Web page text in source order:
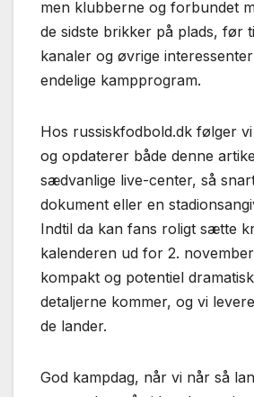
men klubberne og forbundet
de sidste brikker på plads, før
kanaler og øvrige
endelige kampprogram.
Hos russiskfodbold.dk følger
og opdaterer både denne
sædvanlige live-center, så
dokument eller en
Indtil da kan fans roligt sætte
kalenderen ud for 2.
kompakt og potentiel
detaljerne kommer, og vi
de lander.
God kampdag, når vi når så